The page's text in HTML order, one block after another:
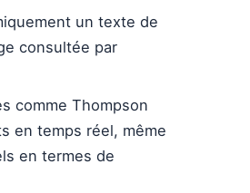
un texte de
consultée par
comme Thompson
en temps réel, même
en termes de